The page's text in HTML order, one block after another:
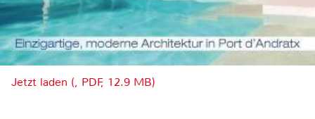
Jetzt laden (, PDF, 12.9 MB)